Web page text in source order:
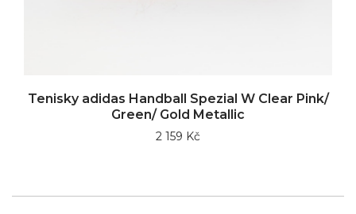
Tenisky adidas Handball Spezial W Clear Pink/
Green/ Gold Metallic
2 159 Kč